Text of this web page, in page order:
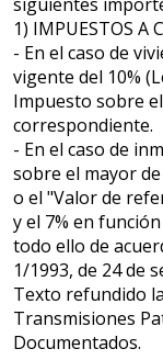
1) IMPUESTOS A
- En el caso de
vigente del 10%
Impuesto sobre
correspondiente.
- En el caso de
sobre el mayor
o el "Valor de
y el 7% en
todo ello de
1/1993, de 24 de
Texto refundido
Transmisiones
Documentados.